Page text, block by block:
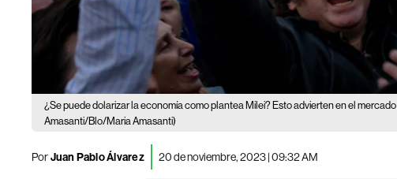
¿Se puede dolarizar la economía como plantea Milei? Esto advierten en el mercado
Amasanti/Blo/Maria Amasanti)
PorJuan Pablo Álvarez 20 de noviembre, 2023 | 09:32 AM